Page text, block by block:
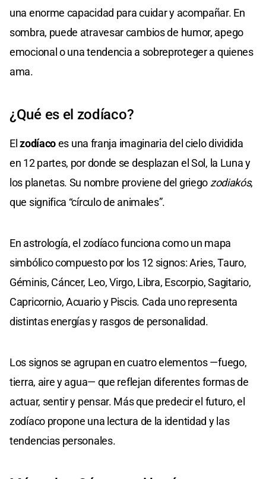
una enorme capacidad para cuidar y acompañar. En
sombra, puede atravesar cambios de humor, apego
emocional o una tendencia a sobreproteger a quienes
ama.
¿Qué es el zodíaco?
Elzodíacoes una franja imaginaria del cielo dividida
en 12 partes, por donde se desplazan el Sol, la Luna y
los planetas. Su nombre proviene del griego zodiakós,
que significa “círculo de animales”.
En astrología, el zodíaco funciona como un mapa
simbólico compuesto por los 12 signos: Aries, Tauro,
Géminis, Cáncer, Leo, Virgo, Libra, Escorpio, Sagitario,
Capricornio, Acuario y Piscis. Cada uno representa
distintas energías y rasgos de personalidad.
Los signos se agrupan en cuatro elementos —fuego,
tierra, aire y agua— que reflejan diferentes formas de
actuar, sentir y pensar. Más que predecir el futuro, el
zodíaco propone una lectura de la identidad y las
tendencias personales.